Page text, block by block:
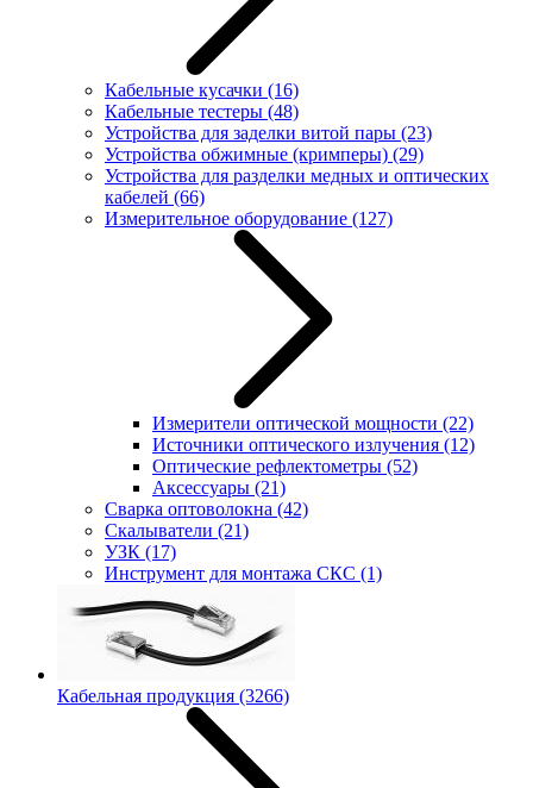
Кабельные кусачки (16)
Кабельные тестеры (48)
Устройства для заделки витой пары (23)
Устройства обжимные (кримперы) (29)
Устройства для разделки медных и оптических
кабелей (66)
Измерительное оборудование (127)
Измерители оптической мощности (22)
Источники оптического излучения (12)
Оптические рефлектометры (52)
Аксессуары (21)
Сварка оптоволокна (42)
Скалыватели (21)
УЗК (17)
Инструмент для монтажа СКС (1)
Кабельная продукция (3266)